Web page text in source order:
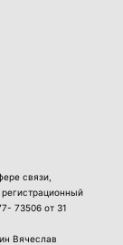
связи,
73506 от 31
Вячеслав